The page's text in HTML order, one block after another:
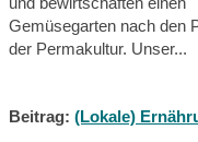
Gemüsegarten nach den
der Permakultur. Unser...
Beitrag:(Lokale)